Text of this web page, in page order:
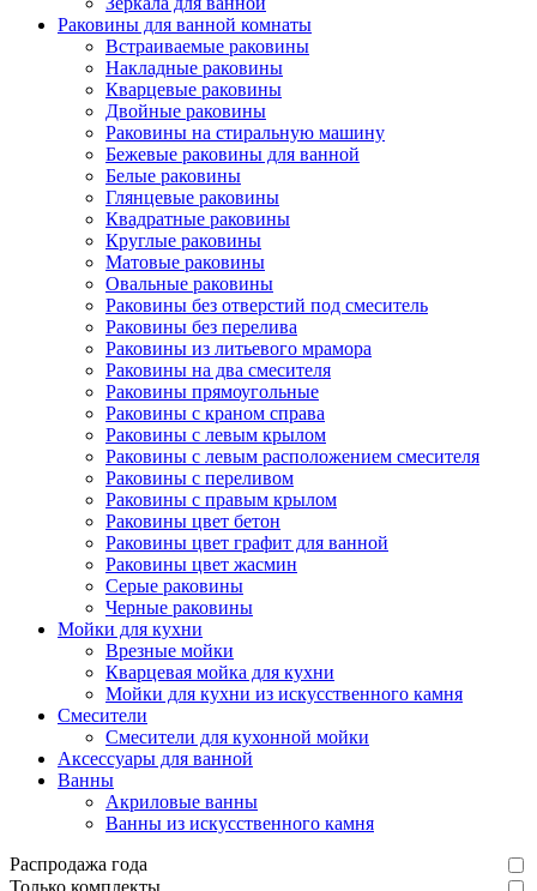
Раковины для ванной комнаты
Встраиваемые раковины
Накладные раковины
Кварцевые раковины
Двойные раковины
Раковины на стиральную машину
Бежевые раковины для ванной
Белые раковины
Глянцевые раковины
Квадратные раковины
Круглые раковины
Матовые раковины
Овальные раковины
Раковины без отверстий под смеситель
Раковины без перелива
Раковины из литьевого мрамора
Раковины на два смесителя
Раковины прямоугольные
Раковины с краном справа
Раковины с левым крылом
Раковины с левым расположением смесителя
Раковины с переливом
Раковины с правым крылом
Раковины цвет бетон
Раковины цвет графит для ванной
Раковины цвет жасмин
Серые раковины
Черные раковины
Мойки для кухни
Врезные мойки
Кварцевая мойка для кухни
Мойки для кухни из искусственного камня
Смесители
Смесители для кухонной мойки
Аксессуары для ванной
Ванны
Акриловые ванны
Ванны из искусственного камня
Распродажа года